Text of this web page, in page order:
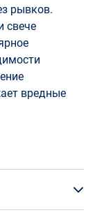
рывков.
свече
вредные